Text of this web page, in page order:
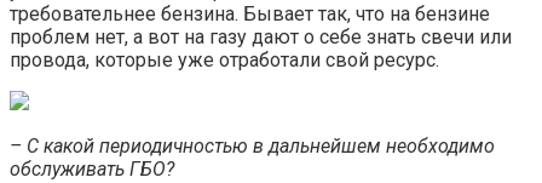
требовательнее бензина. Бывает так, что на бензине
проблем нет, а вот на газу дают о себе знать свечи или
провода, которые уже отработали свой ресурс.
– С какой периодичностью в дальнейшем необходимо
обслуживать ГБО?